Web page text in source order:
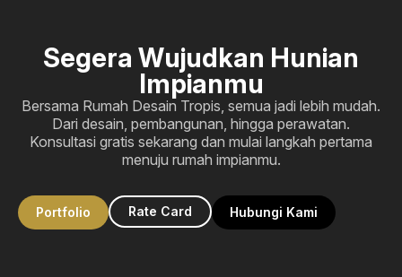
Segera Wujudkan Hunian
Impianmu
Bersama Rumah Desain Tropis, semua jadi lebih mudah.
Dari desain, pembangunan, hingga perawatan.
Konsultasi gratis sekarang dan mulai langkah pertama
menuju rumah impianmu.
Portfolio Rate Card Hubungi Kami